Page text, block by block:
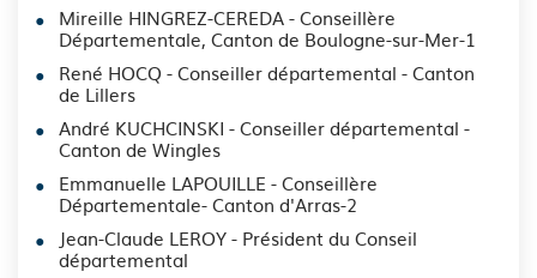
Mireille HINGREZ-CEREDA - Conseillère
Départementale, Canton de Boulogne-sur-Mer-1
René HOCQ - Conseiller départemental - Canton
de Lillers
André KUCHCINSKI - Conseiller départemental -
Canton de Wingles
Emmanuelle LAPOUILLE - Conseillère
Départementale- Canton d'Arras-2
Jean-Claude LEROY - Président du Conseil
départemental